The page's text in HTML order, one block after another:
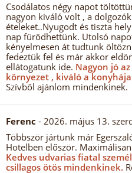
Csodálatos négy napot
nagyon kiváló volt , a
ételeket..Nyugodt és tiszta
nap fürödhettünk. Utolsó
kényelmesen át tudtunk
fedeztük fel és már akkor
ellátogatunk ide. Nagyon jó
környezet , kiváló a
Szívből ajánlom mindenkinek.
Ferenc - 2026. május 13.
Többször jártunk már
Hotelben először.
Kedves udvarias fiatal
csillagos ötös mindenkinek.